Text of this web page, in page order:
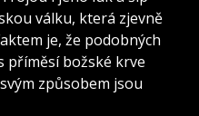
válku, která zjevně
je, že podobných
božské krve
způsobem jsou